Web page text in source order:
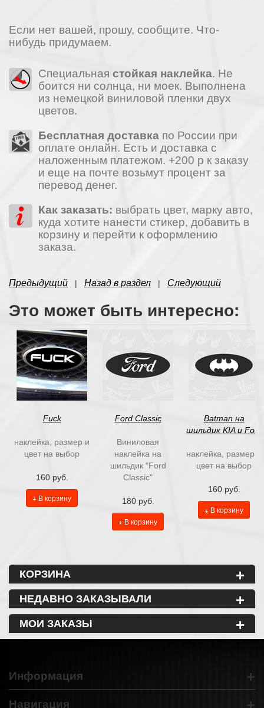
Если нет вашей, прошу, сообщите. Что-
нибудь придумаем.
Специальная стойкая наклейка. Не
боится ни солнца, ни моек. Выполнена
из немецкой виниловой пленки двух
цветов.
Бесплатная доставка по России при
оплате онлайн. Есть и доставка с
наложенным платежом. +200 р к заказу
и еще на почте возьмут процент за
перевод денег.
Как заказать: выбрать цвет, марку авто,
куда хотите нанести стикер, добавить в
корзину и перейти к оформлению
заказа.
Предыдущий | Назад в раздел | Следующий
Это может быть интересно:
Fuck
наклейка, размер и
цвет на выбор
160 руб.
+ В корзину
Ford Classic
Виниловая
наклейка на
шильдик "Ford
Classic"
180 руб.
+ В корзину
Batman на
шильдик KIA и Ford
наклейка, размер и
цвет на выбор
160 руб.
+ В корзину
КОРЗИНА +
НЕДАВНО ЗАКАЗЫВАЛИ +
МОИ ЗАКАЗЫ +
Информация +
Навигация +